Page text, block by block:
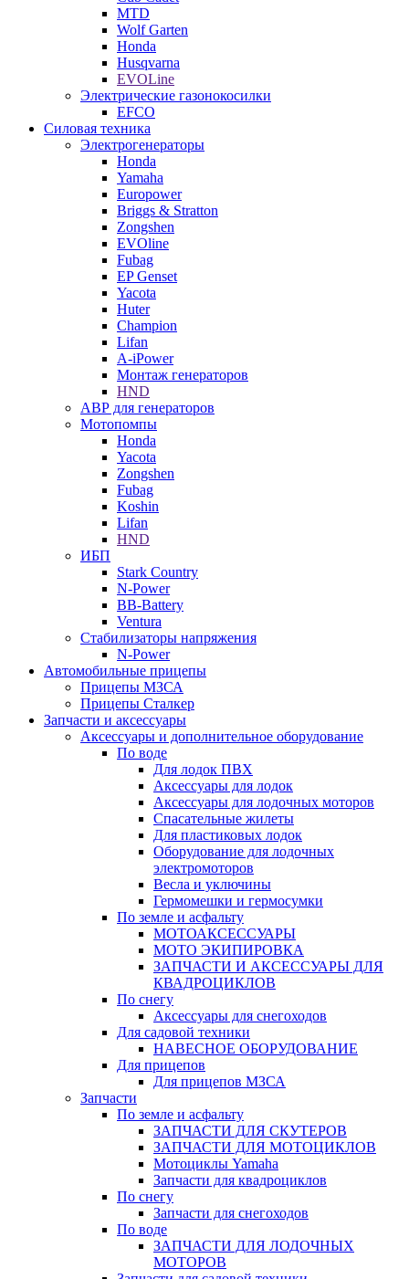
MTD
Wolf Garten
Honda
Husqvarna
EVOLine
Электрические газонокосилки
EFCO
Силовая техника
Электрогенераторы
Honda
Yamaha
Europower
Briggs & Stratton
Zongshen
EVOline
Fubag
EP Genset
Yacota
Huter
Champion
Lifan
A-iPower
Монтаж генераторов
HND
АВР для генераторов
Мотопомпы
Honda
Yacota
Zongshen
Fubag
Koshin
Lifan
HND
ИБП
Stark Country
N-Power
BB-Battery
Ventura
Стабилизаторы напряжения
N-Power
Автомобильные прицепы
Прицепы МЗСА
Прицепы Сталкер
Запчасти и аксессуары
Аксессуары и дополнительное оборудование
По воде
Для лодок ПВХ
Аксессуары для лодок
Аксессуары для лодочных моторов
Спасательные жилеты
Для пластиковых лодок
Оборудование для лодочных
электромоторов
Весла и уключины
Гермомешки и гермосумки
По земле и асфальту
МОТОАКСЕССУАРЫ
МОТО ЭКИПИРОВКА
ЗАПЧАСТИ И АКСЕССУАРЫ ДЛЯ
КВАДРОЦИКЛОВ
По снегу
Аксессуары для снегоходов
Для садовой техники
НАВЕСНОЕ ОБОРУДОВАНИЕ
Для прицепов
Для прицепов МЗСА
Запчасти
По земле и асфальту
ЗАПЧАСТИ ДЛЯ СКУТЕРОВ
ЗАПЧАСТИ ДЛЯ МОТОЦИКЛОВ
Мотоциклы Yamaha
Запчасти для квадроциклов
По снегу
Запчасти для снегоходов
По воде
ЗАПЧАСТИ ДЛЯ ЛОДОЧНЫХ
МОТОРОВ